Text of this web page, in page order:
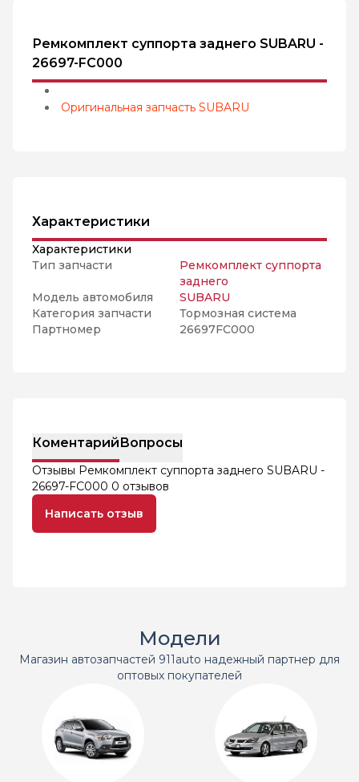
Ремкомплект суппорта заднего SUBARU -
26697-FC000
Оригинальная запчасть SUBARU
Характеристики
Характеристики
Тип запчасти
Ремкомплект суппорта
заднего
Модель автомобиля
SUBARU
Категория запчасти
Тормозная система
Партномер
26697FC000
КоментарийВопросы
Отзывы Ремкомплект суппорта заднего SUBARU -
26697-FC000 0 отзывов
Написать отзыв
Модели
Магазин автозапчастей 911auto надежный партнер для
оптовых покупателей